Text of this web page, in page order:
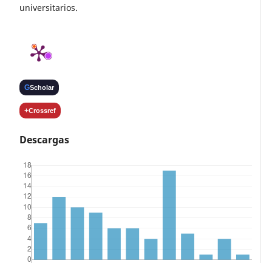
universitarios.
GScholar
+Crossref
Descargas